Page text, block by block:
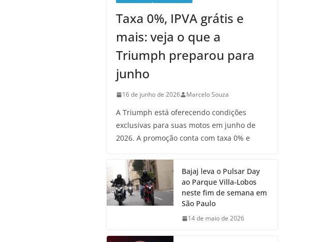
Taxa 0%, IPVA grátis e
mais: veja o que a
Triumph preparou para
junho
16 de junho de 2026 Marcelo Souza
A Triumph está oferecendo condições
exclusivas para suas motos em junho de
2026. A promoção conta com taxa 0% e
Bajaj leva o Pulsar Day
ao Parque Villa-Lobos
neste fim de semana em
São Paulo
14 de maio de 2026